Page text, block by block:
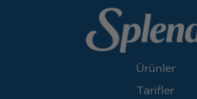
Ürünler
Tarifler